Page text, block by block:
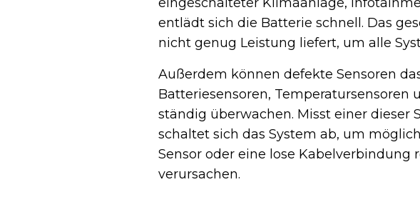
entlädt sich die Batterie schnell. Das
nicht genug Leistung liefert, um alle
Außerdem können defekte Sensoren
Batteriesensoren, Temperatursensoren
ständig überwachen. Misst einer dieser
schaltet sich das System ab, um
Sensor oder eine lose Kabelverbindung
verursachen.